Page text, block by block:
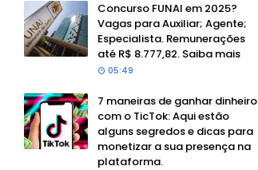
Concurso FUNAI em 2025?
Vagas para Auxiliar; Agente;
Especialista. Remunerações
até R$ 8.777,82. Saiba mais
05:49
7 maneiras de ganhar dinheiro
com o TicTok: Aqui estão
alguns segredos e dicas para
monetizar a sua presença na
plataforma.